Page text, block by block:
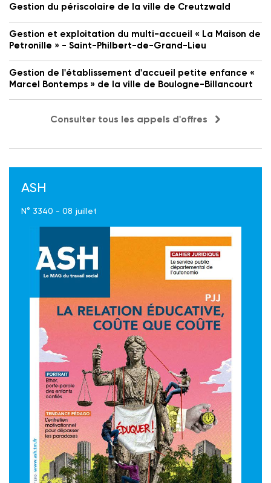
Gestion du périscolaire de la ville de Creutzwald
Gestion et exploitation du multi-accueil « La Maison de
Petronille » - Saint-Philbert-de-Grand-Lieu
Gestion de l'établissement d'accueil petite enfance «
Marcel Bontemps » de la ville de Boulogne-Billancourt
Consulter tous les appels d'offres
ASH
N° 3340 - 08 juillet